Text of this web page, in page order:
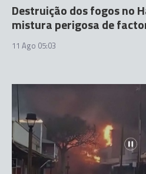
Destruição dos fogos no
mistura perigosa de
11 Ago 05:03